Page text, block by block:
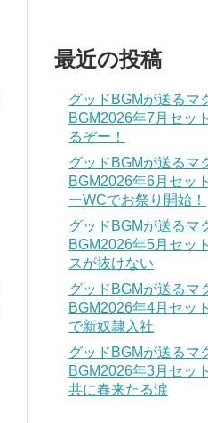
最近の投稿
グッドBGMが送るマ
BGM2026年7月セッ
るぞー！
グッドBGMが送るマ
BGM2026年6月セッ
ーWCでお祭り開始！
グッドBGMが送るマ
BGM2026年5月セッ
スが抜けない
グッドBGMが送るマ
BGM2026年4月セッ
で新奴隷入社
グッドBGMが送るマ
BGM2026年3月セッ
共に春来たる涙